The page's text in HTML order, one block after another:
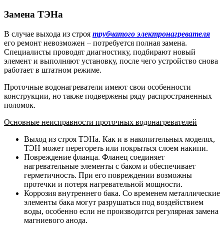
Замена ТЭНа
В случае выхода из строя трубчатого электронагревателя
его ремонт невозможен – потребуется полная замена.
Специалисты проводят диагностику, подбирают новый
элемент и выполняют установку, после чего устройство снова
работает в штатном режиме.
Проточные водонагреватели имеют свои особенности
конструкции, но также подвержены ряду распространенных
поломок.
Основные неисправности проточных водонагревателей
Выход из строя ТЭНа. Как и в накопительных моделях,
ТЭН может перегореть или покрыться слоем накипи.
Повреждение фланца. Фланец соединяет
нагревательные элементы с баком и обеспечивает
герметичность. При его повреждении возможны
протечки и потеря нагревательной мощности.
Коррозия внутреннего бака. Со временем металлические
элементы бака могут разрушаться под воздействием
воды, особенно если не производится регулярная замена
магниевого анода.